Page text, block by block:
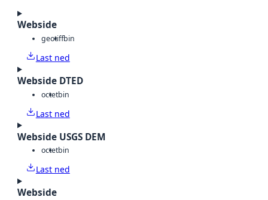
Webside
geotiffbin
Last ned
Webside DTED
octetbin
Last ned
Webside USGS DEM
octetbin
Last ned
Webside